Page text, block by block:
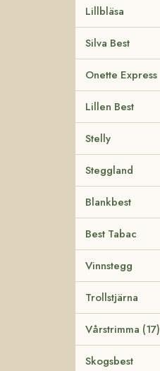
Lillbläsa
Silva Best
Onette Express
Lillen Best
Stelly
Steggland
Blankbest
Best Tabac
Vinnstegg
Trollstjärna
Vårstrimma (17)
Skogsbest